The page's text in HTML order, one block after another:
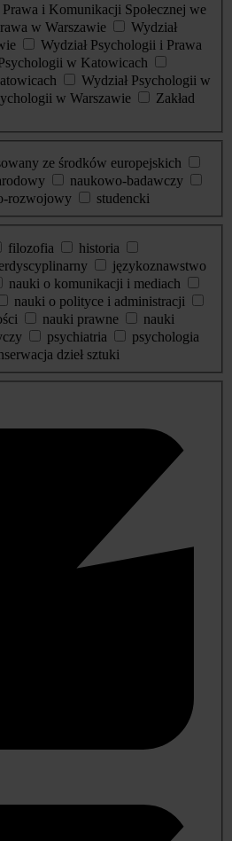
Prawa i Komunikacji Społecznej we
w Warszawie
Wydział
Wydział Psychologii i Prawa
w Katowicach
Wydział Psychologii w
w Warszawie
Zakład
ze środków europejskich
naukowo-badawczy
rozwojowy
studencki
filozofia
historia
językoznawstwo
nauki o komunikacji i mediach
nauki o polityce i administracji
nauki prawne
nauki
psychiatria
psychologia
dzieł sztuki